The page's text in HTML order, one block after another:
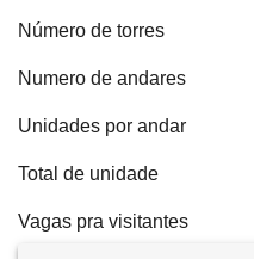
Número de torres
Numero de andares
Unidades por andar
Total de unidade
Vagas pra visitantes